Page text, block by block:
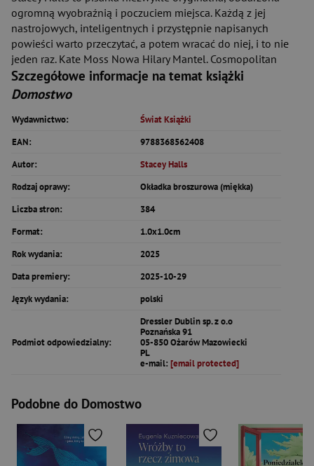
ogromną wyobraźnią i poczuciem miejsca. Każdą z jej
nastrojowych, inteligentnych i przystępnie napisanych
powieści warto przeczytać, a potem wracać do niej, i to nie
jeden raz. Kate Moss Nowa Hilary Mantel. Cosmopolitan
Szczegółowe informacje na temat książki
Domostwo
Wydawnictwo:
Świat Książki
EAN:
9788368562408
Autor:
Stacey Halls
Rodzaj oprawy:
Okładka broszurowa (miękka)
Liczba stron:
384
Format:
1.0x1.0cm
Rok wydania:
2025
Data premiery:
2025-10-29
Język wydania:
polski
Podmiot odpowiedzialny:
Dressler Dublin sp. z o.o
Poznańska 91
05-850 Ożarów Mazowiecki
PL
e-mail: [email protected]
Podobne do Domostwo